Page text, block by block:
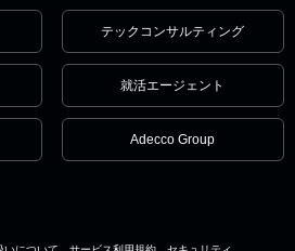
テックコンサルティング
就活エージェント
Adecco Group